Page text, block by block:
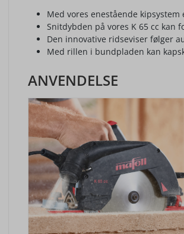
Med vores enestående
Snitdybden på vores K 65 cc kan
Den innovative ridseviser følger
Med rillen i bundpladen kan
ANVENDELSE